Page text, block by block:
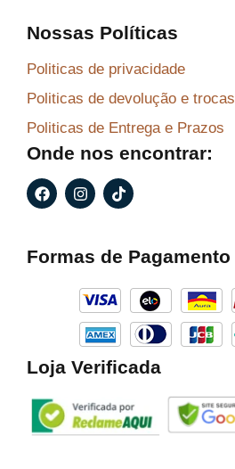
Nossas Políticas
Politicas de privacidade
Politicas de devolução e trocas
Politicas de Entrega e Prazos
Onde nos encontrar:
F
a
o
I
n
g
a
m
T
i
k
Formas de Pagamento
Loja Verificada